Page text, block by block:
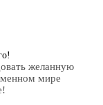
желанную
мире